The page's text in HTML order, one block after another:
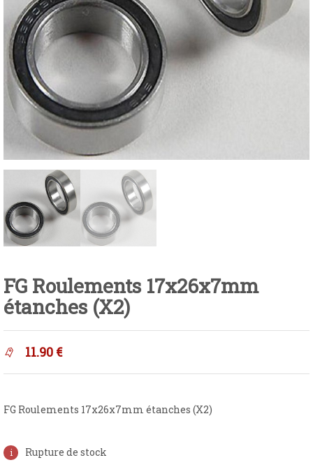
FG Roulements 17x26x7mm
étanches (X2)
11.90 €
FG Roulements 17x26x7mm étanches (X2)
Rupture de stock